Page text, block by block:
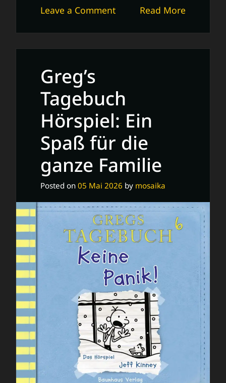
Read More
Leave a Commenton
fesselnden
Abenteuer
Bücher:
Spannung,
Freundschaft
und
Detektivarbeit
Greg’s
Tagebuch
Hörspiel: Ein
Spaß für die
ganze Familie
Posted on 05 Mai 2026 by mosaika